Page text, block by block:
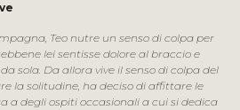
Teo nutre un senso di colpa per
lei sentisse dolore al braccio e
sola. Da allora vive il senso di colpa del
la solitudine, ha deciso di affittare le
a degli ospiti occasionali a cui si dedica